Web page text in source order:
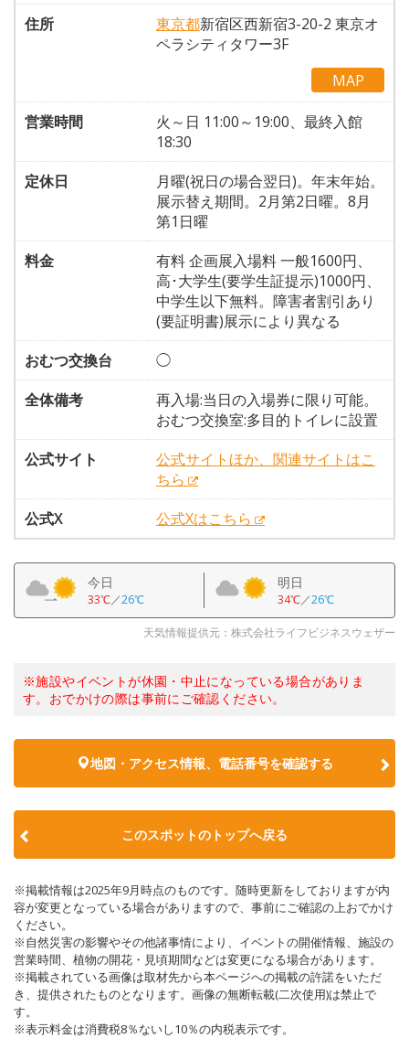
住所
東京都新宿区西新宿3-20-2 東京オ
ペラシティタワー3F
MAP
営業時間
火～日 11:00～19:00、最終入館
18:30
定休日
月曜(祝日の場合翌日)。年末年始。
展示替え期間。2月第2日曜。8月
第1日曜
料金
有料 企画展入場料 一般1600円、
高･大学生(要学生証提示)1000円、
中学生以下無料。障害者割引あり
(要証明書)展示により異なる
おむつ交換台
◯
全体備考
再入場:当日の入場券に限り可能。
おむつ交換室:多目的トイレに設置
公式サイト
公式サイトほか、関連サイトはこ
ちら
公式X
公式Xはこちら
今日
33℃／26℃
明日
34℃／26℃
天気情報提供元：株式会社ライフビジネスウェザー
※施設やイベントが休園・中止になっている場合がありま
す。おでかけの際は事前にご確認ください。
地図・アクセス情報、電話番号を確認する
このスポットのトップへ戻る
※掲載情報は2025年9月時点のものです。随時更新をしておりますが内
容が変更となっている場合がありますので、事前にご確認の上おでかけ
ください。
※自然災害の影響やその他諸事情により、イベントの開催情報、施設の
営業時間、植物の開花・見頃期間などは変更になる場合があります。
※掲載されている画像は取材先から本ページへの掲載の許諾をいただ
き、提供されたものとなります。画像の無断転載(二次使用)は禁止で
す。
※表示料金は消費税8％ないし10％の内税表示です。